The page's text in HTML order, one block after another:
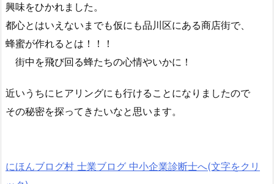
興味をひかれました。
都心とはいえないまでも仮にも品川区にある商店街で、
蜂蜜が作れるとは！！！
街中を飛び回る蜂たちの心情やいかに！
近いうちにヒアリングにも行けることになりましたので
その秘密を探ってきたいなと思います。
にほんブログ村 士業ブログ 中小企業診断士へ(文字をクリ